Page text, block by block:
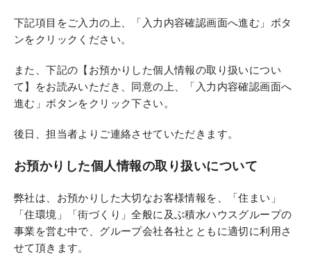
下記項目をご入力の上、「入力内容確認画面へ進む」ボタ
ンをクリックください。
また、下記の【お預かりした個人情報の取り扱いについ
て】をお読みいただき、同意の上、「入力内容確認画面へ
進む」ボタンをクリック下さい。
後日、担当者よりご連絡させていただきます。
お預かりした個人情報の取り扱いについて
弊社は、お預かりした大切なお客様情報を、「住まい」
「住環境」「街づくり」全般に及ぶ積水ハウスグループの
事業を営む中で、グループ会社各社とともに適切に利用さ
せて頂きます。